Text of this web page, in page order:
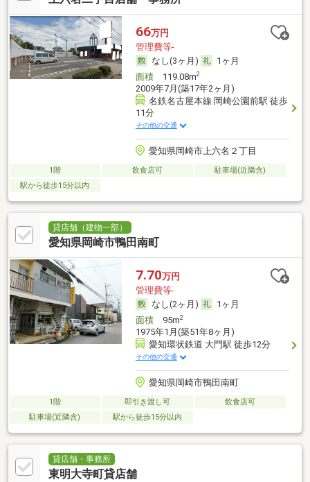
66万円
管理費等-
なし(3ヶ月)
1ヶ月
面積119.08m2
2009年7月(築17年2ヶ月)
名鉄名古屋本線 岡崎公園前駅 徒歩
11分
その他の交通
愛知県岡崎市上六名２丁目
1階 飲食店可
駐車場(近隣含)
駅から徒歩15分以内
貸店舗（建物一部）
愛知県岡崎市鴨田南町
7.70万円
管理費等-
なし(2ヶ月)
1ヶ月
面積95m2
1975年1月(築51年8ヶ月)
愛知環状鉄道 大門駅 徒歩12分
その他の交通
愛知県岡崎市鴨田南町
1階 即引き渡し可
飲食店可
駐車場(近隣含)
駅から徒歩15分以内
貸店舗・事務所
東明大寺町貸店舗